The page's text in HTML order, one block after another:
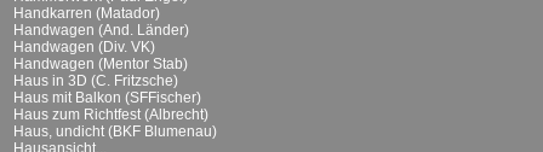
Handkarren (Matador)
Handwagen (And. Länder)
Handwagen (Div. VK)
Handwagen (Mentor Stab)
Haus in 3D (C. Fritzsche)
Haus mit Balkon (SFFischer)
Haus zum Richtfest (Albrecht)
Haus, undicht (BKF Blumenau)
Hausansicht...